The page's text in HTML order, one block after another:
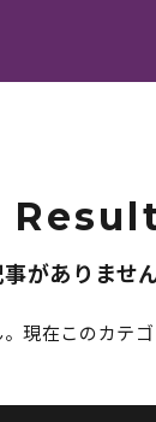
がありませ
現在このカテ